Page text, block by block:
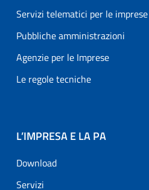
Servizi telematici per le imprese
Pubbliche amministrazioni
Agenzie per le Imprese
Le regole tecniche
L’IMPRESA E LA PA
Download
Servizi